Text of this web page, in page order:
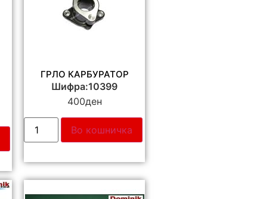
ГРЛО КАРБУРАТОР
Шифра:10399
400ден
Во кошничка